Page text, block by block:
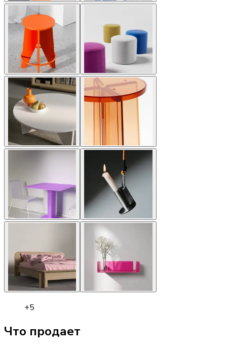
+5
Что продает